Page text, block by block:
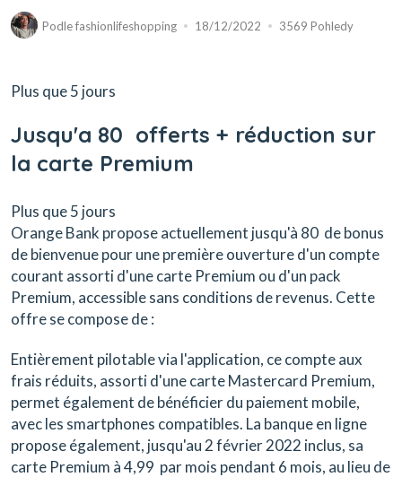
Podlefashionlifeshopping 18/12/2022 3569 Pohledy
Plus que 5 jours
Jusqu'a 80  offerts + réduction sur
la carte Premium
Plus que 5 jours
Orange Bank propose actuellement jusqu'à 80  de bonus
de bienvenue pour une première ouverture d'un compte
courant assorti d'une carte Premium ou d'un pack
Premium, accessible sans conditions de revenus. Cette
offre se compose de :
Entièrement pilotable via l'application, ce compte aux
frais réduits, assorti d'une carte Mastercard Premium,
permet également de bénéficier du paiement mobile,
avec les smartphones compatibles. La banque en ligne
propose également, jusqu'au 2 février 2022 inclus, sa
carte Premium à 4,99  par mois pendant 6 mois, au lieu de